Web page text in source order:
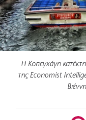
Η Κοπεγχάγη
της Economist